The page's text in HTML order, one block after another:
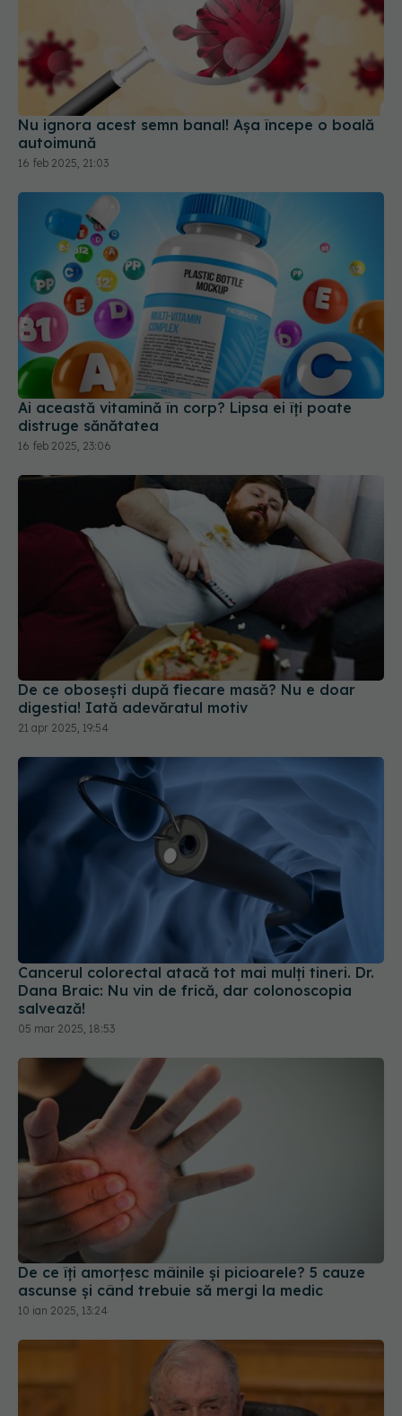
Nu ignora acest semn banal! Așa începe o boală
autoimună
16 feb 2025, 21:03
Ai această vitamină în corp? Lipsa ei îți poate
distruge sănătatea
16 feb 2025, 23:06
De ce obosești după fiecare masă? Nu e doar
digestia! Iată adevăratul motiv
21 apr 2025, 19:54
Cancerul colorectal atacă tot mai mulți tineri. Dr.
Dana Braic: Nu vin de frică, dar colonoscopia
salvează!
05 mar 2025, 18:53
De ce îți amorțesc mâinile și picioarele? 5 cauze
ascunse și când trebuie să mergi la medic
10 ian 2025, 13:24